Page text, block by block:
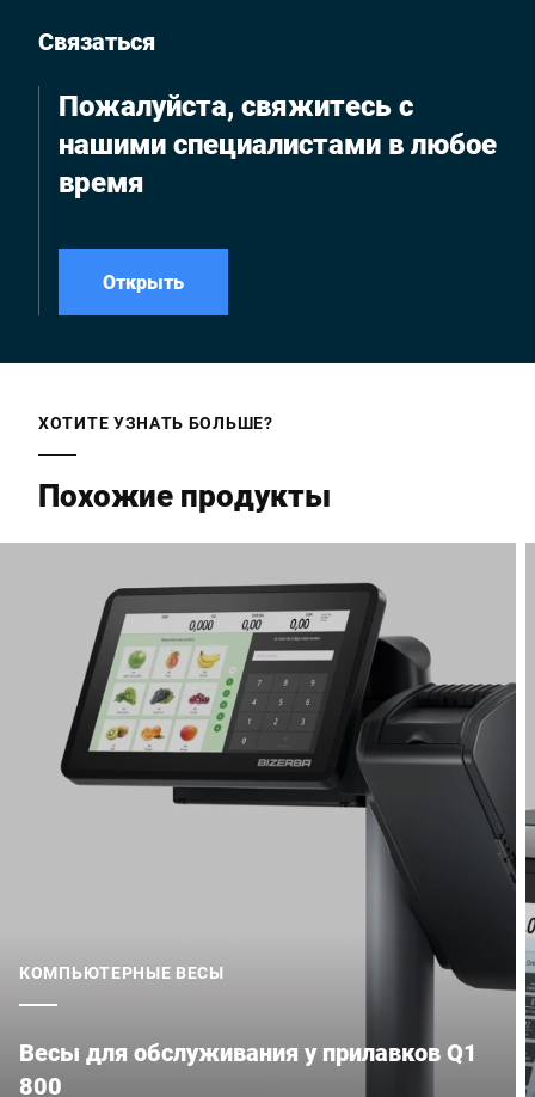
Связаться
Пожалуйста, свяжитесь с
нашими специалистами в любое
время
Открыть
ХОТИТЕ УЗНАТЬ БОЛЬШЕ?
Похожие продукты
КОМПЬЮТЕРНЫЕ ВЕСЫ
Весы для обслуживания у прилавков Q1
800